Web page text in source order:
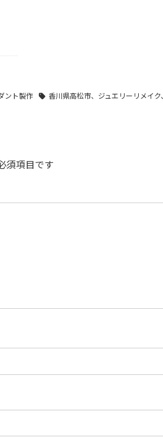
ント製作 香川県高松市、ジュエリーリメイ
須項目です